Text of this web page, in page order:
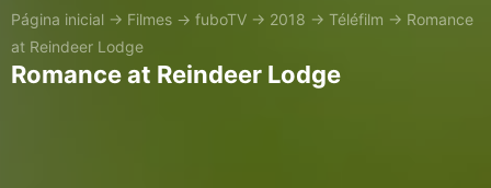
Página inicial → Filmes → fuboTV → 2018 → Téléfilm → Romance
at Reindeer Lodge
Romance at Reindeer Lodge